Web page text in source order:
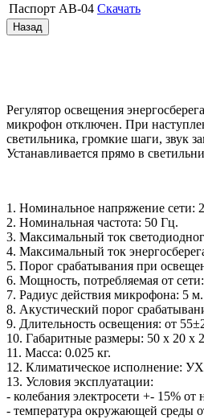
Паспорт АВ-04 Скачать
Регулятор освещения
микрофон отключен. При
светильника, громкие шаги, звук
Устанавливается прямо в
1. Номинальное напряжение сети:
2. Номинальная частота: 50 Гц.
3. Максимальный ток
4. Максимальный ток
5. Порог срабатывания при
6. Мощность, потребляемая от
7. Радиус действия микрофона: 5 м.
8. Акустический порог
9. Длительность освещения: от
10. Габаритные размеры: 50 х 20 х
11. Масса: 0.025 кг.
12. Климатическое исполнение:
13. Условия эксплуатации:
- колебания электросети +- 15% от
- температура окружающей среды